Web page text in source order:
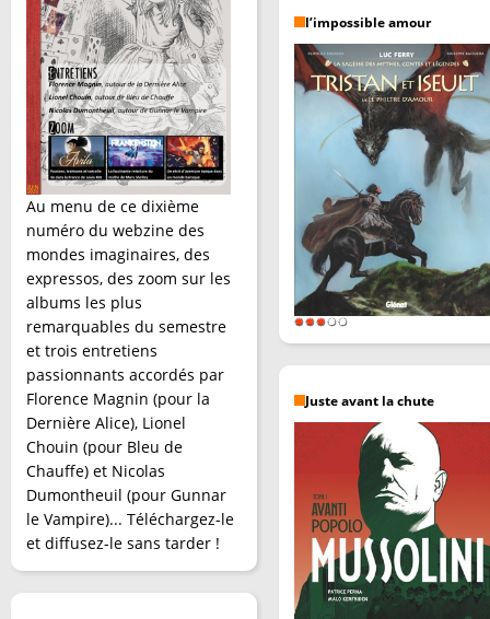
Au menu de ce dixième
numéro du webzine des
mondes imaginaires, des
expressos, des zoom sur les
albums les plus
remarquables du semestre
et trois entretiens
passionnants accordés par
Florence Magnin (pour la
Dernière Alice), Lionel
Chouin (pour Bleu de
Chauffe) et Nicolas
Dumontheuil (pour Gunnar
le Vampire)... Téléchargez-le
et diffusez-le sans tarder !
l’impossible amour
Juste avant la chute